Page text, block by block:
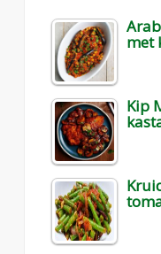
met
Kip